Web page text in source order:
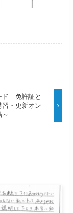
ド 免許証と
・更新オン
～